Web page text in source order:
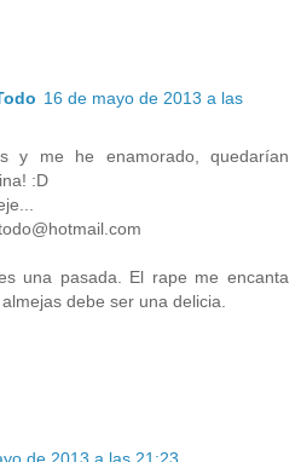
16 de mayo de 2013 a las
y me he enamorado, quedarían
:D
una pasada. El rape me encanta
debe ser una delicia.
de 2013 a las 21:23